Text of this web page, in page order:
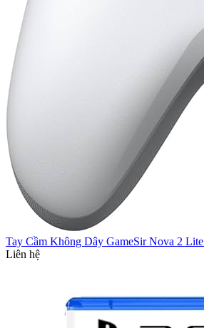
Tay Cầm Không Dây GameSir Nova 2 Lite
Liên hệ